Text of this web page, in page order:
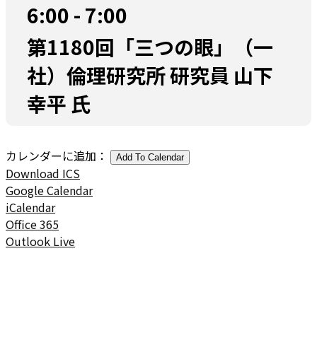
6:00 - 7:00
第1180回「三つの眼」（一
社）倫理研究所 研究員 山下
幸平 氏
カレンダーに追加： Add To Calendar
Download ICS
Google Calendar
iCalendar
Office 365
Outlook Live